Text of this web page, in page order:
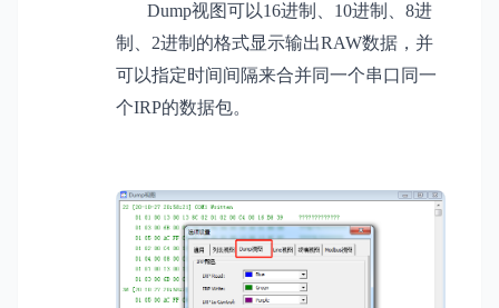
Dump视图可以16进制、10进制、8进
制、2进制的格式显示输出RAW数据，并
可以指定时间间隔来合并同一个串口同一
个IRP的数据包。